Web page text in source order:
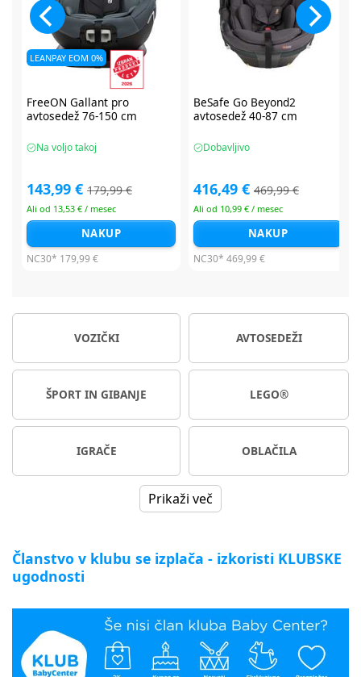
BeSafe Go Beyond2
avtosedež 40-87 cm
Dobavljivo
416,49 € 469,99 €
Ali od 10,99 € / mesec
NAKUP
NC30* 469,99 €
BeSafe Go Beyond2
avtosedež 40-87 cm
Dobavljivo
416,49 € 479,99 €
Ali od 10,99 € / mesec
NAKUP
NC30* 479,99 €
VOZIČKI AVTOSEDEŽI
ŠPORT IN GIBANJE LEGO®
IGRAČE OBLAČILA
Prikaži več
Članstvo v klubu se izplača - izkoristi KLUBSKE
ugodnosti